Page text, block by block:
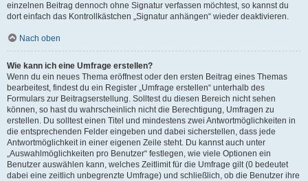
einzelnen Beitrag dennoch ohne Signatur verfassen möchtest, so kannst du
dort einfach das Kontrollkästchen „Signatur anhängen“ wieder deaktivieren.
Nach oben
Wie kann ich eine Umfrage erstellen?
Wenn du ein neues Thema eröffnest oder den ersten Beitrag eines Themas
bearbeitest, findest du ein Register „Umfrage erstellen“ unterhalb des
Formulars zur Beitragserstellung. Solltest du diesen Bereich nicht sehen
können, so hast du wahrscheinlich nicht die Berechtigung, Umfragen zu
erstellen. Du solltest einen Titel und mindestens zwei Antwortmöglichkeiten in
die entsprechenden Felder eingeben und dabei sicherstellen, dass jede
Antwortmöglichkeit in einer eigenen Zeile steht. Du kannst auch unter
„Auswahlmöglichkeiten pro Benutzer“ festlegen, wie viele Optionen ein
Benutzer auswählen kann, welches Zeitlimit für die Umfrage gilt (0 bedeutet
dabei eine zeitlich unbegrenzte Umfrage) und schließlich, ob die Benutzer ihre